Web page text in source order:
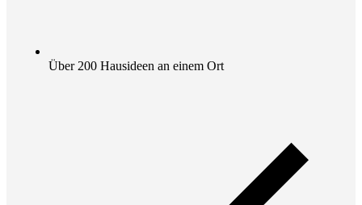
Über 200 Hausideen an einem Ort